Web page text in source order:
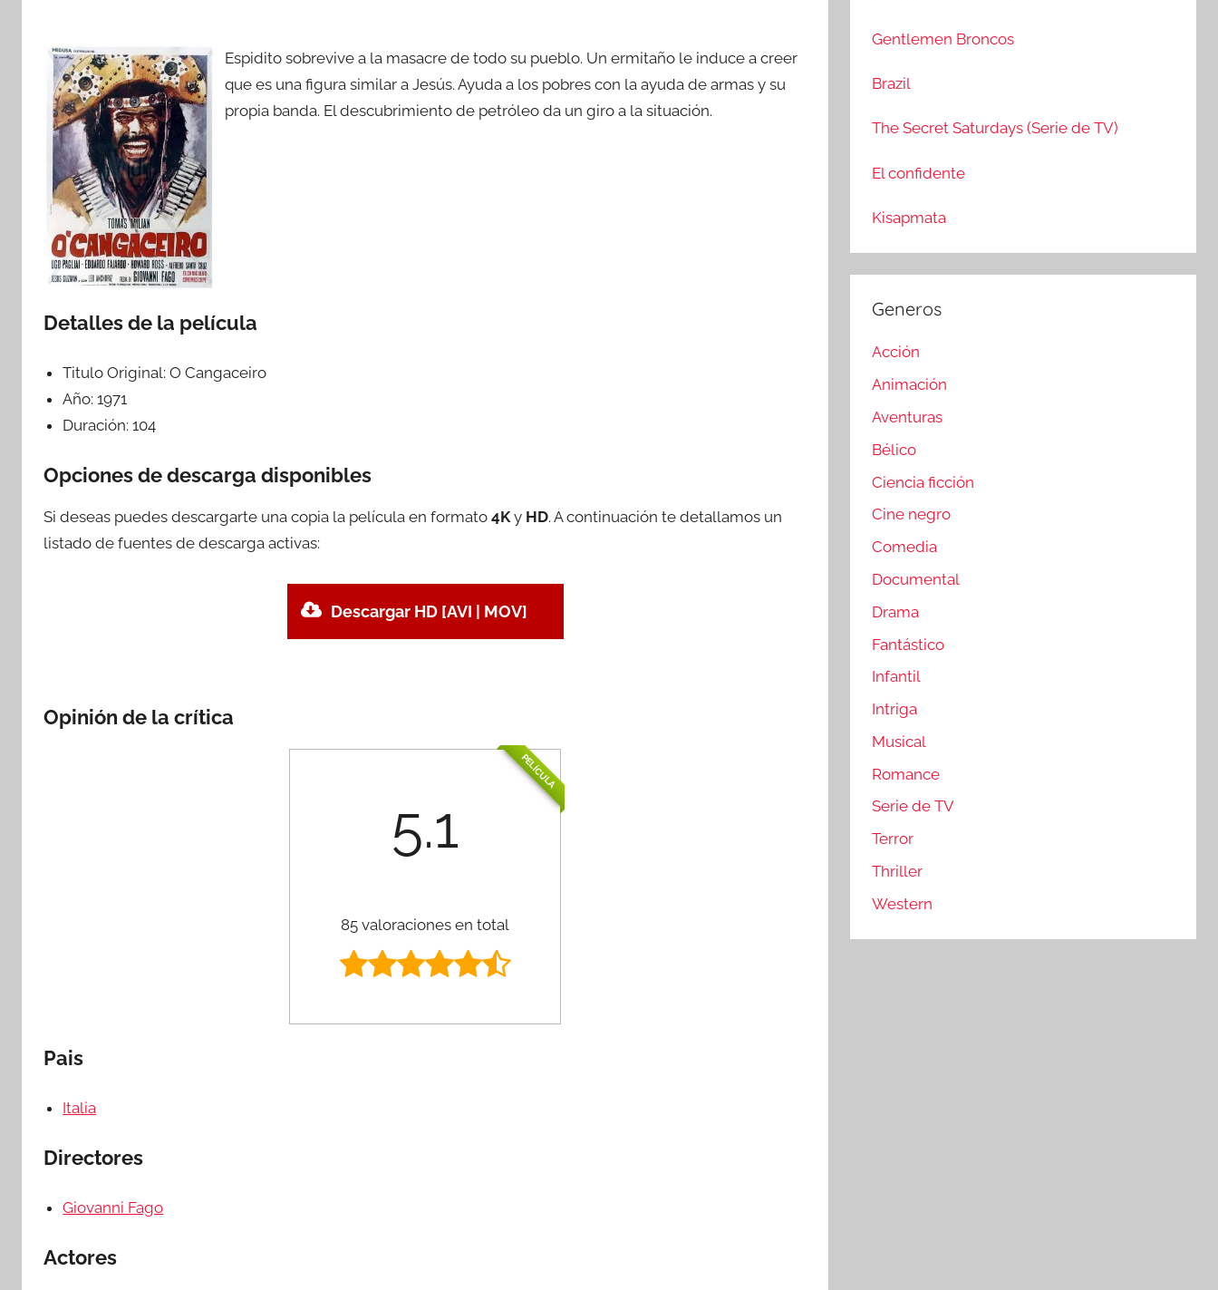
Espidito sobrevive a la masacre de todo su pueblo. Un ermitaño le induce a creer
que es una figura similar a Jesús. Ayuda a los pobres con la ayuda de armas y su
propia banda. El descubrimiento de petróleo da un giro a la situación.
Detalles de la película
Titulo Original:O Cangaceiro
Año:1971
Duración:104
Opciones de descarga disponibles
Si deseas puedes descargarte una copia la película en formato 4Ky HD. A continuación te detallamos un
listado de fuentes de descarga activas:
Descargar HD [AVI | MOV]
Opinión de la crítica
PELÍCULA
5.1
85 valoraciones en total
Pais
Italia
Directores
Giovanni Fago
Actores
:Gentlemen Broncos
Brazil
The Secret Saturdays (Serie de TV)
El confidente
Kisapmata
Generos
Acción
Animación
Aventuras
Bélico
Ciencia ficción
Cine negro
Comedia
Documental
Drama
Fantástico
Infantil
Intriga
Musical
Romance
Serie de TV
Terror
Thriller
Western